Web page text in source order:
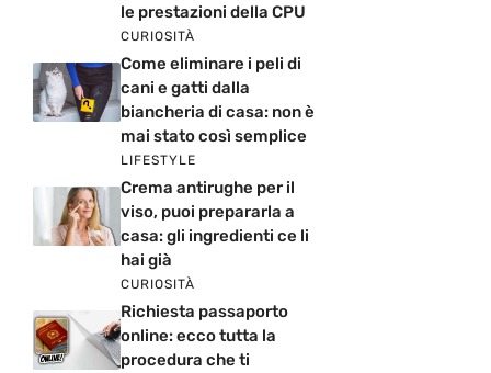
le prestazioni della CPU
CURIOSITÀ
Come eliminare i peli di
cani e gatti dalla
biancheria di casa: non è
mai stato così semplice
LIFESTYLE
Crema antirughe per il
viso, puoi prepararla a
casa: gli ingredienti ce li
hai già
CURIOSITÀ
Richiesta passaporto
online: ecco tutta la
procedura che ti